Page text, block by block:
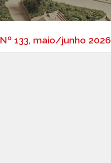
Nº 133, maio/junho 2026